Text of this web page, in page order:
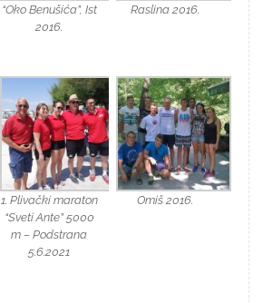
“Oko Benušića”, Ist
2016.
Raslina 2016.
1. Plivački maraton
“Sveti Ante” 5000
m – Podstrana
5.6.2021
Omiš 2016.